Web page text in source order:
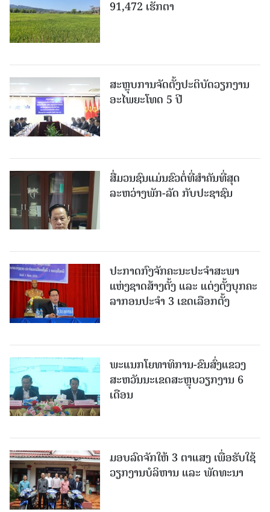
91,472 ເຮັກຕາ
ສະຫຼຸບການຈັດຕັ້ງປະຕິບັດວຽກງານ
ອະໄພຍະໂທດ 5 ປີ
ສື່ມວນຊົນແມ່ນຂົວຕໍ່ທີ່ສໍາຄັນທີ່ສຸດ
ລະຫວ່າງພັກ-ລັດ ກັບປະຊາຊົນ
ປະກາດກົງຈັກຄະນະປະຈໍາສະພາ
ແຫ່ງຊາດສ້າງຕັ້ງ ແລະ ແຕ່ງຕັ້ງບຸກຄະ
ລາກອນປະຈໍາ 3 ເຂດເລືອກຕັ້ງ
ພະແນກໂຍທາທິການ-ຂົນສົ່ງແຂວງ
ສະຫວັນນະເຂດສະຫຼຸບວຽກງານ 6
ເດືອນ
ມອບລົດຈັກໃຫ້ 3 ຕາແສງ ເພື່ອຮັບໃຊ້
ວຽກງານບໍລິຫານ ແລະ ພັດທະນາ